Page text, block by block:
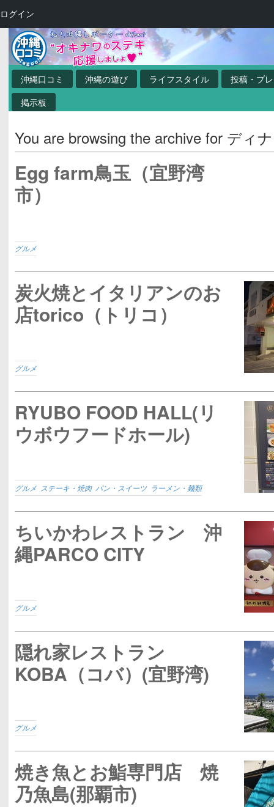
沖縄口コミ 沖縄の遊び ライフスタイル
投稿・プ
掲示板
You are browsing the archive for ディ
Egg farm鳥玉（宜野湾
市）
グルメ
炭火焼とイタリアンのお
店torico（トリコ）
グルメ
RYUBO FOOD HALL(リ
ウボウフードホール)
グルメ ステーキ・焼肉, パン・スイーツ, ラーメン・麺類
ちいかわレストラン 沖
縄PARCO CITY
グルメ
隠れ家レストラン
KOBA（コバ）(宜野湾)
グルメ
焼き魚とお鮨専門店 焼
乃魚島(那覇市)
ログイン